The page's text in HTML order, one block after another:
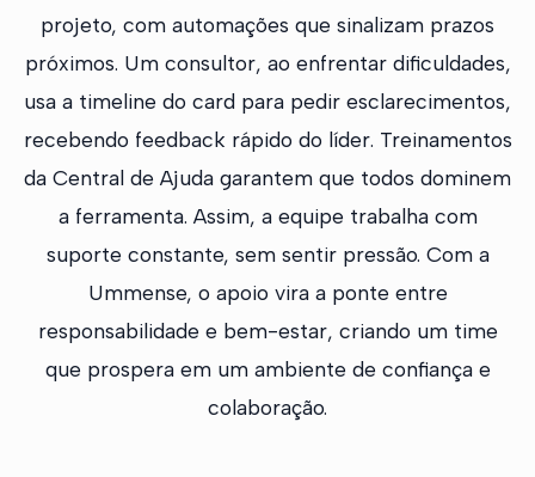
projeto, com automações que sinalizam prazos
próximos. Um consultor, ao enfrentar dificuldades,
usa a timeline do card para pedir esclarecimentos,
recebendo feedback rápido do líder. Treinamentos
da Central de Ajuda garantem que todos dominem
a ferramenta. Assim, a equipe trabalha com
suporte constante, sem sentir pressão. Com a
Ummense, o apoio vira a ponte entre
responsabilidade e bem-estar, criando um time
que prospera em um ambiente de confiança e
colaboração.